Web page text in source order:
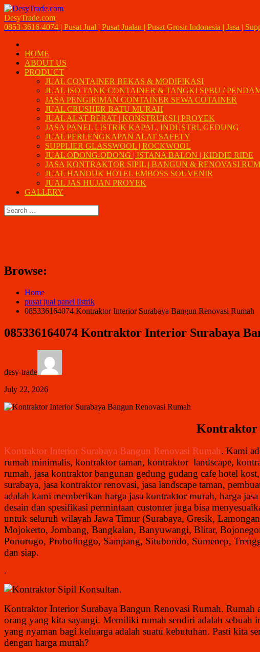
DesyTrade.com
0853-3616-4074 | Pusat Jual | Pusat Jualan | Pusat Grosir Indonesia | Jasa |
HOME
ABOUT US
PRODUCT
JUAL CONTAINER BEKAS & MODIFIKASI
JUAL ISO TANK CONTAINER & TANGKI SPBU /
JASA PENGIRIMAN CONTAINER SEWA COTAINER
JUAL CRUSHER BATU MURAH
JUAL ALAT BERAT | KONSTRUKSI | PROYEK
JASA PANEL LISTRIK KAPAL, INDUSTRI, GEDUNG
JUAL PERLENGKAPAN ALAT SAFETY
SUPPLIER GLASSWOOL | ROCKWOOL
JUAL ODONG-ODONG | ISTANA BALON | KIDDIE RIDE
JASA KONTRAKTOR SIPIL | BANGUN & RENOVASI
JUAL HANDUK HOTEL EMBOSS SOUVENIR
JUAL JAS HUJAN PROYEK
GALLERY
Browse:
Home
pusat jual panel listrik
085336164074 Kontraktor Interior Surabaya Bangun Renovasi Rumah
085336164074 Kontraktor Interior Surabaya
desy-trade
July 22, 2026
Kontraktor
Kontraktor Interior Surabaya Bangun Renovasi Rumah. Kami
rumah minimalis, kontraktor taman, kontraktor landscape,
rumah, jasa kontraktor bangunan gedung gudang cafe hotel
surabaya, jasa kontraktor renovasi, jasa landscape taman,
adalah kami memberikan harga jasa kontraktor murah, harga
desain dan spesifikasi permintaan customer juga bisa
untuk seluruh wilayah Jawa Timur (Surabaya, Gresik,
Mojokerto, Jombang, Bangkalan, Banyuwangi, Blitar,
Ponorogo, Probolinggo, Sampang, Situbondo, Sumenep,
dan siap.
.
.
Kontraktor Interior Surabaya Bangun Renovasi Rumah. Rumah
orang yang kita sayangi. Memiliki rumah sendiri adalah
yang nyaman bagi keluarga adalah suatu kebutuhan. Pasti kita
dengan harga murah?